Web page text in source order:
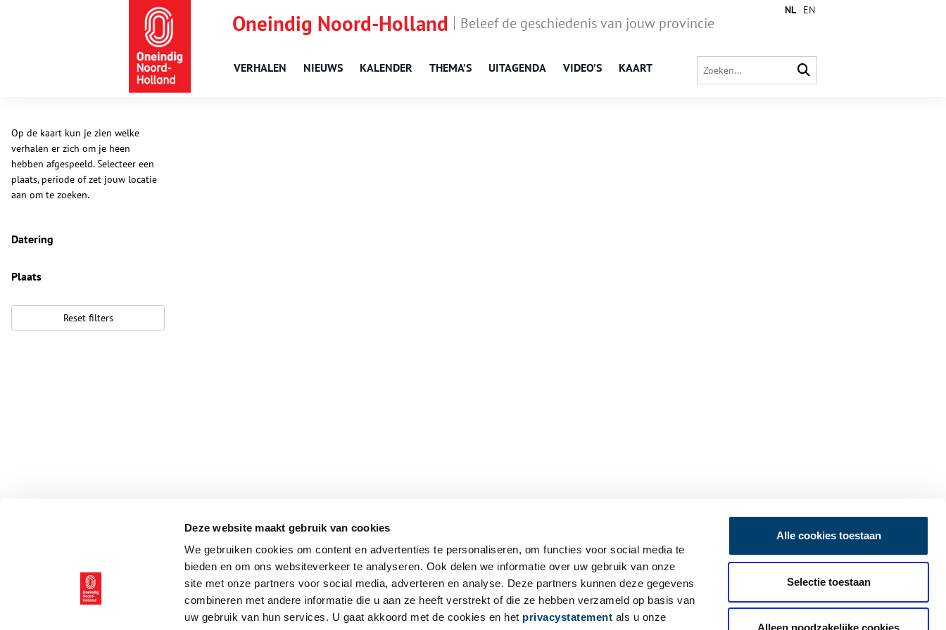
Deze website maakt gebruik van cookies
We gebruiken cookies om content en advertenties te personaliseren, om functies voor social media te
bieden en om ons websiteverkeer te analyseren. Ook delen we informatie over uw gebruik van onze
site met onze partners voor social media, adverteren en analyse. Deze partners kunnen deze gegevens
combineren met andere informatie die u aan ze heeft verstrekt of die ze hebben verzameld op basis van
uw gebruik van hun services. U gaat akkoord met de cookies en het privacystatement als u onze
Alle cookies toestaan
Selectie toestaan
Alleen noodzakelijke cookies
Oneindig Noord-Holland Beleef de geschiedenis van jouw provincie
VERHALEN NIEUWS KALENDER THEMA’S UITAGENDA VIDEO’S KAART
NL EN
Op de kaart kun je zien welke
verhalen er zich om je heen
hebben afgespeeld. Selecteer een
plaats, periode of zet jouw locatie
aan om te zoeken.
Datering
Plaats
Reset filters